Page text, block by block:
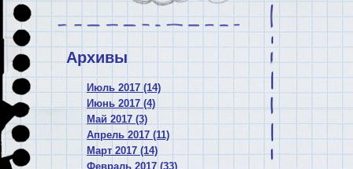
Архивы
Июль 2017 (14)
Июнь 2017 (4)
Май 2017 (3)
Апрель 2017 (11)
Март 2017 (14)
Февраль 2017 (33)